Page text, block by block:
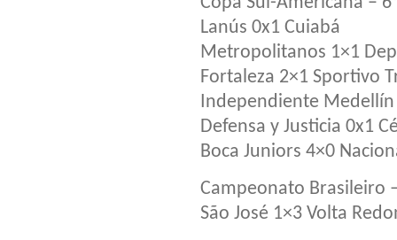
Lanús 0x1 Cuiabá
Metropolitanos 1×1
Fortaleza 2×1 Sportivo
Independiente Medellín
Defensa y Justicia 0x1
Boca Juniors 4×0
Campeonato Brasileiro
São José 1×3 Volta